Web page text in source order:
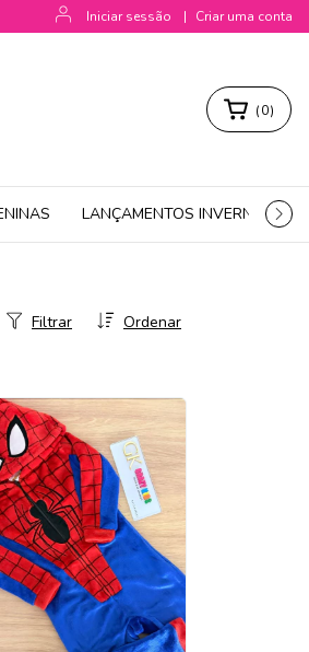
Iniciar sessão | Criar uma conta
(0)
LANÇAMENTOS INVERNO 26
Ordenar
Filtrar